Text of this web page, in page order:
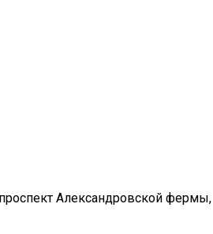
Александровской фермы,